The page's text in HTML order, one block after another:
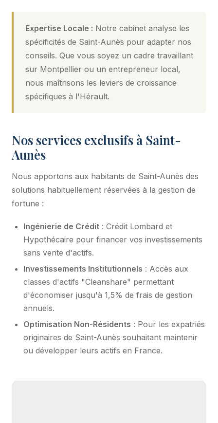
Expertise Locale : Notre cabinet analyse les
spécificités de Saint-Aunès pour adapter nos
conseils. Que vous soyez un cadre travaillant
sur Montpellier ou un entrepreneur local,
nous maîtrisons les leviers de croissance
spécifiques à l'Hérault.
Nos services exclusifs à Saint-
Aunès
Nous apportons aux habitants de Saint-Aunès des
solutions habituellement réservées à la gestion de
fortune :
Ingénierie de Crédit : Crédit Lombard et
Hypothécaire pour financer vos investissements
sans vente d'actifs.
Investissements Institutionnels : Accès aux
classes d'actifs "Cleanshare" permettant
d'économiser jusqu'à 1,5% de frais de gestion
annuels.
Optimisation Non-Résidents : Pour les expatriés
originaires de Saint-Aunès souhaitant maintenir
ou développer leurs actifs en France.